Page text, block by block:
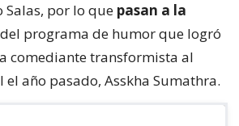
Salas, por lo que pasan a la
del programa de humor que logró
comediante transformista al
año pasado, Asskha Sumathra.